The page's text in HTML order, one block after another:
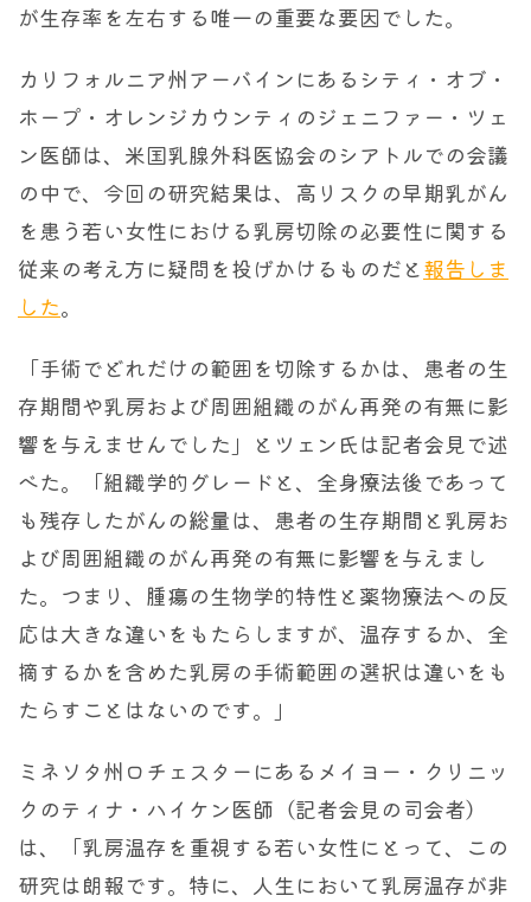
が生存率を左右する唯一の重要な要因でした。
カリフォルニア州アーバインにあるシティ・オブ・
ホープ・オレンジカウンティのジェニファー・ツェ
ン医師は、米国乳腺外科医協会のシアトルでの会議
の中で、今回の研究結果は、高リスクの早期乳がん
を患う若い女性における乳房切除の必要性に関する
従来の考え方に疑問を投げかけるものだと報告しま
した。
「手術でどれだけの範囲を切除するかは、患者の生
存期間や乳房および周囲組織のがん再発の有無に影
響を与えませんでした」とツェン氏は記者会見で述
べた。「組織学的グレードと、全身療法後であって
も残存したがんの総量は、患者の生存期間と乳房お
よび周囲組織のがん再発の有無に影響を与えまし
た。つまり、腫瘍の生物学的特性と薬物療法への反
応は大きな違いをもたらしますが、温存するか、全
摘するかを含めた乳房の手術範囲の選択は違いをも
たらすことはないのです。」
ミネソタ州ロチェスターにあるメイヨー・クリニッ
クのティナ・ハイケン医師（記者会見の司会者）
は、「乳房温存を重視する若い女性にとって、この
研究は朗報です。特に、人生において乳房温存が非